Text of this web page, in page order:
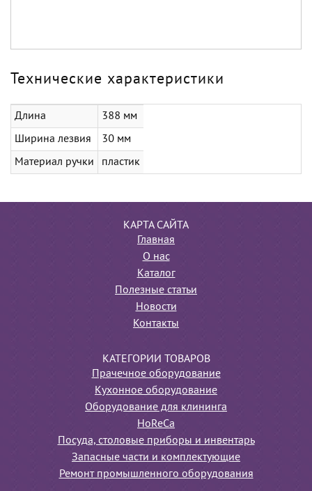
Технические характеристики
Длина 388 мм
Ширина лезвия 30 мм
Материал ручки пластик
КАРТА САЙТА
Главная
О нас
Каталог
Полезные статьи
Новости
Контакты
КАТЕГОРИИ ТОВАРОВ
Прачечное оборудование
Кухонное оборудование
Оборудование для клининга
HoReCa
Посуда, столовые приборы и инвентарь
Запасные части и комплектующие
Ремонт промышленного оборудования